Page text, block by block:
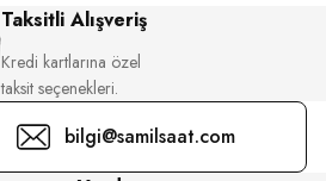
Taksitli Alışveriş
Kredi kartlarına özel
taksit seçenekleri.
bilgi@samilsaat.com